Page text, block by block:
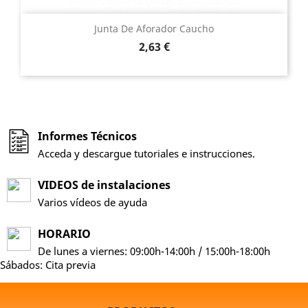
Junta De Aforador Caucho
Precio
2,63 €
Informes Técnicos
Acceda y descargue tutoriales e instrucciones.
VIDEOS de instalaciones
Varios vídeos de ayuda
HORARIO
De lunes a viernes: 09:00h-14:00h / 15:00h-18:00h
Sábados: Cita previa